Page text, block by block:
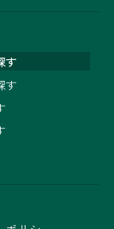
す
す